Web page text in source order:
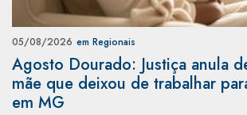
05/08/2026 em Regionais
Agosto Dourado: Justiça anula
mãe que deixou de trabalhar
em MG